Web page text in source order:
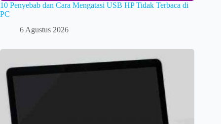
10 Penyebab dan Cara Mengatasi USB HP Tidak Terbaca di
PC
6 Agustus 2026